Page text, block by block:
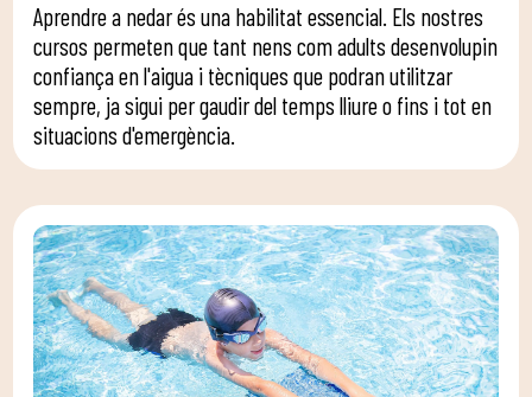
Aprendre a nedar és una habilitat essencial. Els nostres
cursos permeten que tant nens com adults desenvolupin
confiança en l'aigua i tècniques que podran utilitzar
sempre, ja sigui per gaudir del temps lliure o fins i tot en
situacions d'emergència.